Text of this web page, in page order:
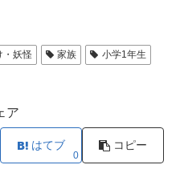
・妖怪 家族
小学1年生
ア
はてブ
0
コピー